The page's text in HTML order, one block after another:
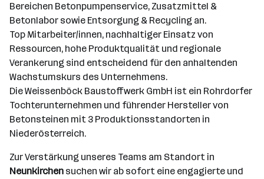
Bereichen Betonpumpenservice, Zusatzmittel &
Betonlabor sowie Entsorgung & Recycling an.
Top Mitarbeiter/innen, nachhaltiger Einsatz von
Ressourcen, hohe Produktqualität und regionale
Verankerung sind entscheidend für den anhaltenden
Wachstumskurs des Unternehmens.
Die Weissenböck Baustoffwerk GmbH ist ein Rohrdorfer
Tochterunternehmen und führender Hersteller von
Betonsteinen mit 3 Produktionsstandorten in
Niederösterreich.
Zur Verstärkung unseres Teams am Standort in
Neunkirchen suchen wir ab sofort eine engagierte und